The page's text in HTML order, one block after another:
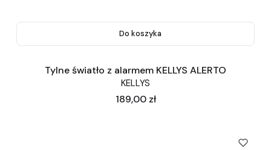
Do koszyka
Tylne światło z alarmem KELLYS ALERTO
KELLYS
Cena
189,00 zł